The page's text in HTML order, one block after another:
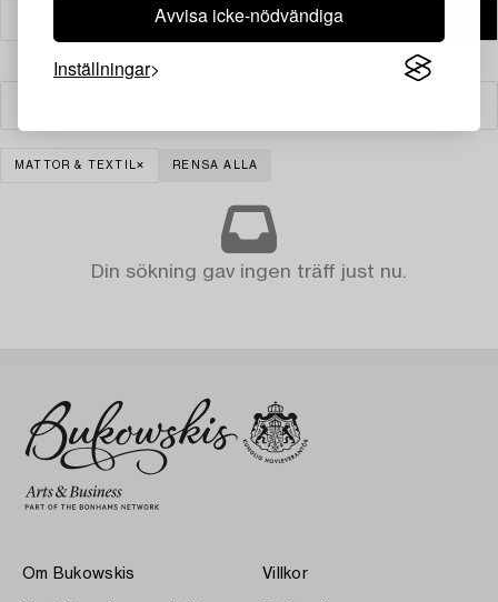
Avvisa icke-nödvändiga
Inställningar
MATTOR & TEXTIL RENSA ALLA
Din sökning gav ingen träff just nu.
Om Bukowskis Villkor